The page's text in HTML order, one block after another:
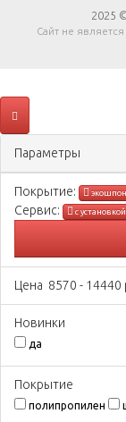
2025
Сайт не
Параметры
Покрытиe: экошпон
Сервис: с установкой
Цена 8570 - 14440
Новинки
да
Покрытиe
полипропилен